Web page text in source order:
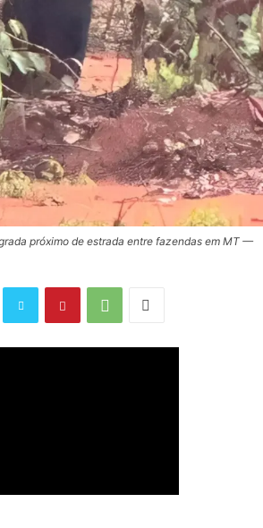
próximo de estrada entre fazendas em MT —